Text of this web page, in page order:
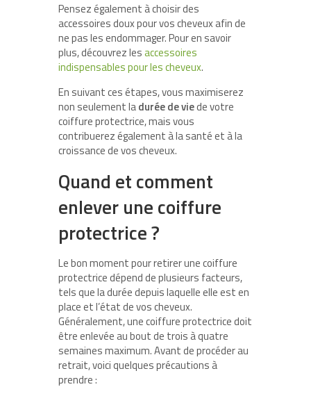
Pensez également à choisir des
accessoires doux pour vos cheveux afin de
ne pas les endommager. Pour en savoir
plus, découvrez lesaccessoires
indispensables pour les cheveux.
En suivant ces étapes, vous maximiserez
non seulement ladurée de viede votre
coiffure protectrice, mais vous
contribuerez également à la santé et à la
croissance de vos cheveux.
Quand et comment
enlever une coiffure
protectrice ?
Le bon moment pour retirer une coiffure
protectrice dépend de plusieurs facteurs,
tels que la durée depuis laquelle elle est en
place et l’état de vos cheveux.
Généralement, une coiffure protectrice doit
être enlevée au bout de trois à quatre
semaines maximum. Avant de procéder au
retrait, voici quelques précautions à
prendre :